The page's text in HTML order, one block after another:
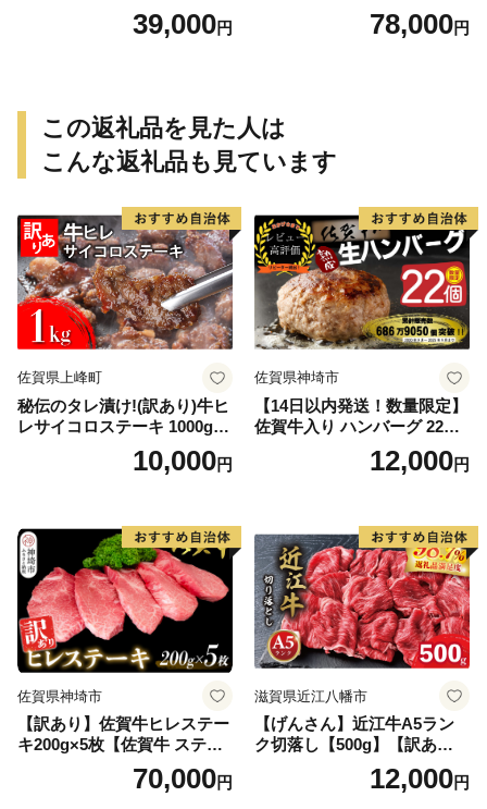
ルキャベツ（4P入り）
39,000円 78,000円
この返礼品を見た人は
こんな返礼品も見ています
佐賀県上峰町
秘伝のタレ漬け!(訳あり)牛ヒ
レサイコロステーキ 1000g
10,000円
佐賀県神埼市
【14日以内発送！数量限定】
佐賀牛入り ハンバーグ 22個
2.6kg(120g×22個)【佐賀牛
黒毛和牛 ブランド牛 九州 ハ
気】(H083106)
12,000円
佐賀県神埼市
【訳あり】佐賀牛ヒレステー
キ200g×5枚【佐賀牛 ステー
キ ブランド肉 ヒレ肉 フィレ
肉 ジューシー ヘルシー】(H0
70,000円
滋賀県近江八幡市
【げんさん】近江牛A5ラン
ク切落し【500g】【訳あり】
12,000円